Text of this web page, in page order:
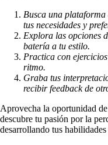
Busca una
tus necesidades y
Explora las opciones
batería a tu estilo.
Practica con
ritmo.
Graba tus
recibir feedback de
Aprovecha la oportunidad
descubre tu pasión por la
desarrollando tus